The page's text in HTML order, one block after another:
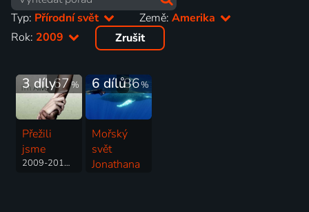
Typ: Přírodní svět Země:Amerika
Rok: 2009 Zrušit
67%
3 díly
Přežili
jsme
2009-2011 | USA | Příroda
86%
6 dílů
Mořský
svět
Jonathana